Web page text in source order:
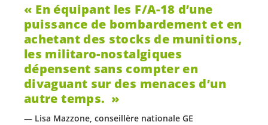
En équipant les F/A-18 d’une
puissance de bombardement et en
achetant des stocks de munitions,
les militaro-nostalgiques
dépensent sans compter en
divaguant sur des menaces d’un
autre temps.
Lisa Mazzone, conseillère nationale GE